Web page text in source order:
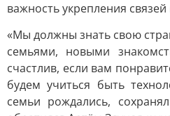
важность укрепления
«Мы должны знать свою
семьями, новыми
счастлив, если вам
будем учиться быть
семьи рождались,